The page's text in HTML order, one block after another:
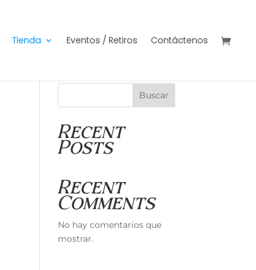
Tienda Eventos / Retiros Contáctenos
Buscar
Recent
Posts
Recent
Comments
No hay comentarios que
mostrar.